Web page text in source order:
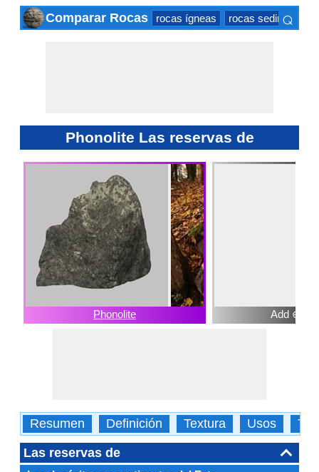
Comparar Rocas rocas ígneas rocas ⌕
Phonolite Las reservas de
Phonolite Add ⊕
Resumen Definición Textura Usos
Las reservas de